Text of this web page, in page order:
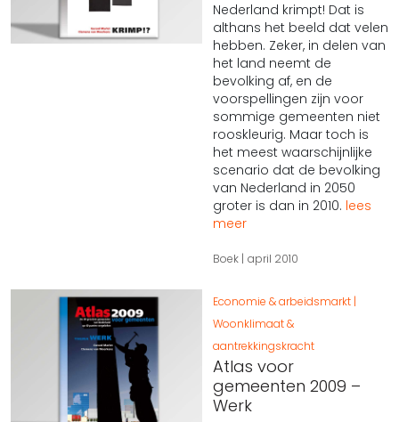
Nederland krimpt! Dat is
althans het beeld dat velen
hebben. Zeker, in delen van
het land neemt de
bevolking af, en de
voorspellingen zijn voor
sommige gemeenten niet
rooskleurig. Maar toch is
het meest waarschijnlijke
scenario dat de bevolking
van Nederland in 2050
groter is dan in 2010. lees
meer
Boek april 2010
Economie & arbeidsmarkt
Woonklimaat &
aantrekkingskracht
Atlas voor
gemeenten 2009 –
Werk